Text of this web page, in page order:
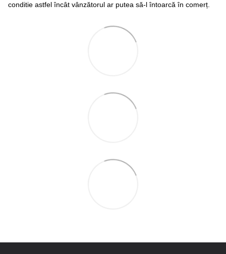
conditie astfel încât vânzătorul ar putea să-l întoarcă în comerț.